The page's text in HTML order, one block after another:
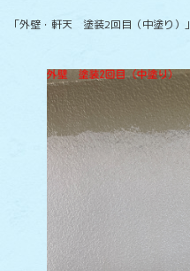
「外壁・軒天 塗装2回目（中塗り）」